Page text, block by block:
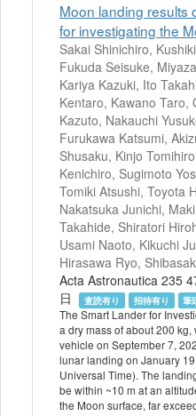
Moon landing results
for investigating the
Sakai Shinichiro,
Fukuda Seisuke,
Kariya Kazuki, Ito
Kentaro, Kawano Taro,
Kazuto, Nakauchi
Furukawa Katsumi,
Shusaku, Kinjo
Kenichiro, Sugimoto
Tomiki Atsushi, Toyota
Nakatsuka Junichi,
Takahide, Shiratori
Usami Naoto, Kikuchi
Hirasawa Ryo,
Acta Astronautica 235
日
査読有り 招待有り 筆
The Smart Lander for
a dry mass of about 200
vehicle on September 7,
lunar landing on January
Universal Time). The
be within ~10 m at an
the Moon surface, far